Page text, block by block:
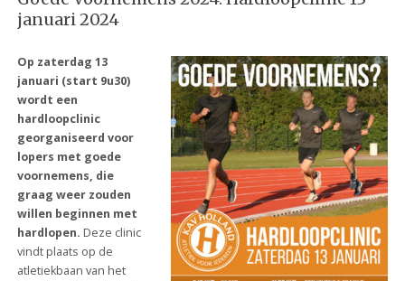
januari 2024
Op zaterdag 13
januari (start 9u30)
wordt een
hardloopclinic
georganiseerd voor
lopers met goede
voornemens, die
graag weer zouden
willen beginnen met
hardlopen. Deze clinic
vindt plaats op de
atletiekbaan van het